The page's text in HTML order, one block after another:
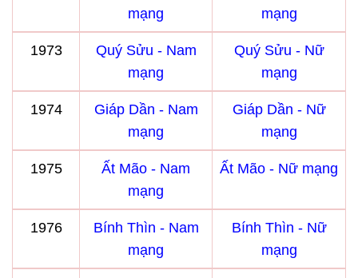
mạng
mạng
1973
Quý Sửu - Nam
mạng
Quý Sửu - Nữ
mạng
1974
Giáp Dần - Nam
mạng
Giáp Dần - Nữ
mạng
1975
Ất Mão - Nam
mạng
Ất Mão - Nữ mạng
1976
Bính Thìn - Nam
mạng
Bính Thìn - Nữ
mạng